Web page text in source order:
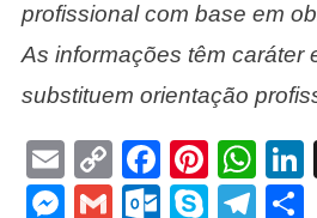
profissional com base em
As informações têm caráter
substituem orientação
EmailCopy
Link
Facebook
Messenger
Gmail Skype